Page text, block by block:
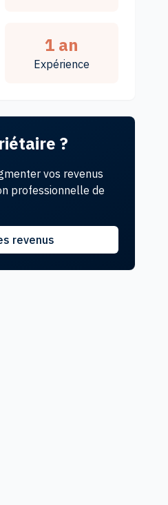
Réserver
- Plage et
26 m²
1 an
Expérience
?
vos revenus
professionnelle de
revenus